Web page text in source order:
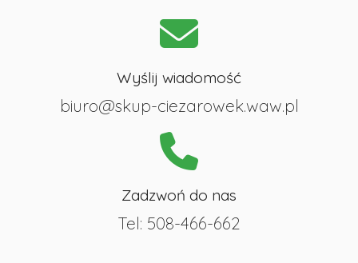
Wyślij wiadomość
biuro@skup-ciezarowek.waw.pl
Zadzwoń do nas
Tel: 508-466-662